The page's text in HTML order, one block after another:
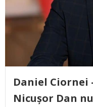
Daniel Ciornei
Nicușor Dan